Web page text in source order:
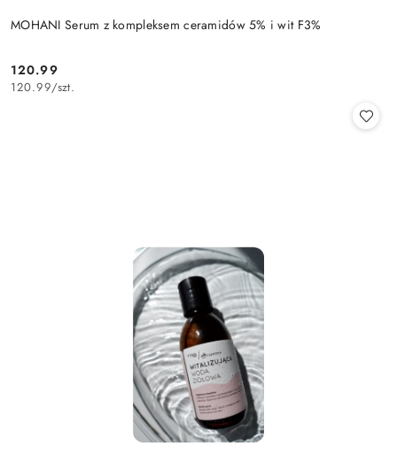
MOHANI Serum z kompleksem ceramidów 5% i wit F3%
Cena:
120.99
120.99/szt.